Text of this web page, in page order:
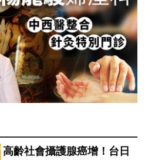
高齡社會攝護腺癌增！台日